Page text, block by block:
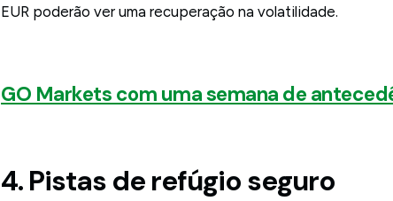
EUR poderão ver uma recuperação na volatilidade.
GO Markets com uma semana de
4. Pistas de refúgio seguro